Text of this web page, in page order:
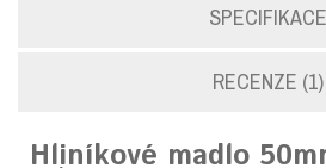
SPECIFIKACE
RECENZE (1)
Hliníkové madlo